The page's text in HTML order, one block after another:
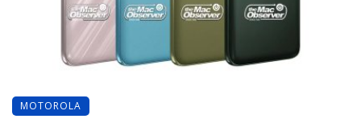
MOTOROLA